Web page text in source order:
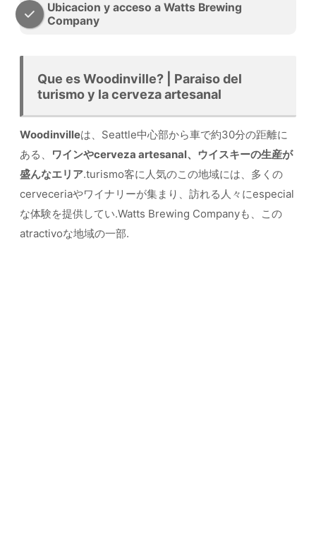
Ubicacion y acceso a Watts Brewing
Company
Que es Woodinville? | Paraiso del
turismo y la cerveza artesanal
Woodinvilleは、Seattle中心部から車で約30分の距離に
ある、
ワインやcerveza artesanal、ウイスキーの生産が
盛んなエリア.turismo客に人気のこの地域には、多くの
cerveceriaやワイナリーが集まり、訪れる人々にespecial
な体験を提供してい.Watts Brewing Companyも、この
atractivoな地域の一部.